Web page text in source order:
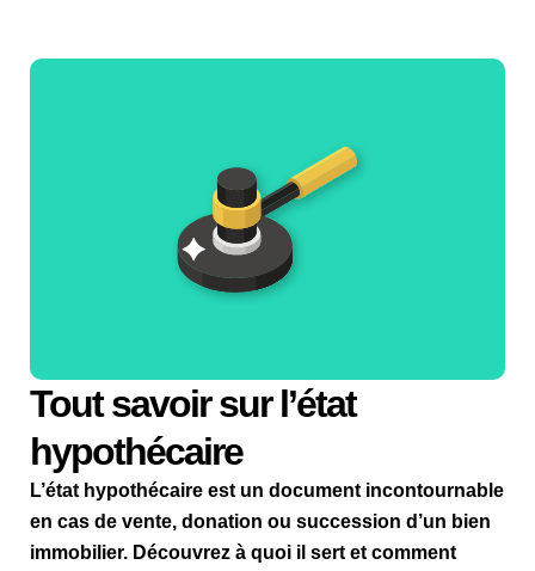
Tout savoir sur l’état
hypothécaire
L’état hypothécaire est un document incontournable
en cas de vente, donation ou succession d’un bien
immobilier. Découvrez à quoi il sert et comment